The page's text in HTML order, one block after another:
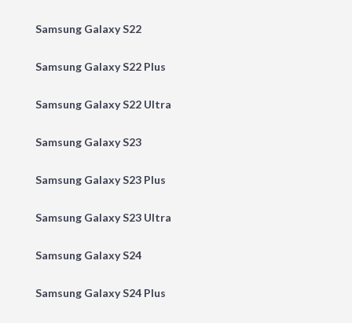
Samsung Galaxy S22
Samsung Galaxy S22 Plus
Samsung Galaxy S22 Ultra
Samsung Galaxy S23
Samsung Galaxy S23 Plus
Samsung Galaxy S23 Ultra
Samsung Galaxy S24
Samsung Galaxy S24 Plus